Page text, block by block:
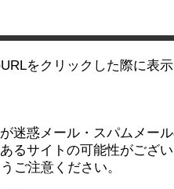
をクリックした際に表
迷惑メール・スパムメー
るサイトの可能性がござ
ご注意ください。